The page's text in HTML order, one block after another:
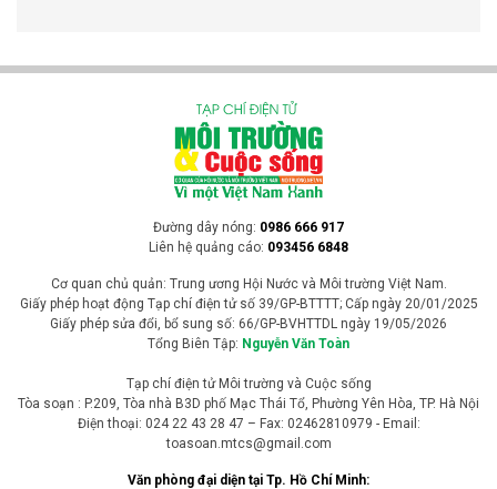
Đường dây nóng: 0986 666 917
Liên hệ quảng cáo: 093456 6848
Cơ quan chủ quản: Trung ương Hội Nước và Môi trường Việt Nam.
Giấy phép hoạt động Tạp chí điện tử số 39/GP-BTTTT; Cấp ngày 20/01/2025
Giấy phép sửa đổi, bổ sung số: 66/GP-BVHTTDL ngày 19/05/2026
Tổng Biên Tập: Nguyễn Văn Toàn
Tạp chí điện tử Môi trường và Cuộc sống
Tòa soạn : P.209, Tòa nhà B3D phố Mạc Thái Tổ, Phường Yên Hòa, TP. Hà Nội
Điện thoại: 024 22 43 28 47 – Fax: 02462810979 - Email:
toasoan.mtcs@gmail.com
Văn phòng đại diện tại Tp. Hồ Chí Minh: